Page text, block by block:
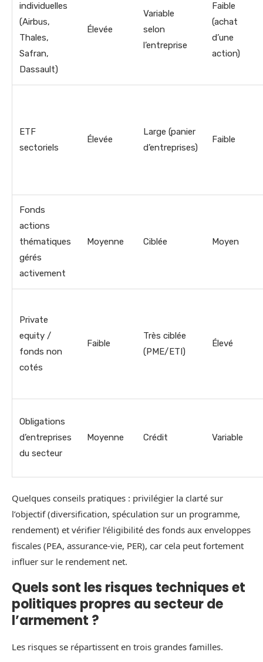
individuelles
(Airbus,
Thales,
Safran,
Dassault)
Élevée
Variable
selon
l’entreprise
Faible
(achat
d’une
action)
ETF
sectoriels
Élevée
Large (panier
d’entreprises)
Faible
Fonds
actions
thématiques
gérés
activement
Moyenne Ciblée Moyen
Private
equity /
fonds non
cotés
Faible
Très ciblée
(PME/ETI)
Élevé
Obligations
d’entreprises
du secteur
Moyenne Crédit Variable
Quelques conseils pratiques : privilégier la clarté sur
l’objectif (diversification, spéculation sur un programme,
rendement) et vérifier l’éligibilité des fonds aux enveloppes
fiscales (PEA, assurance-vie, PER), car cela peut fortement
influer sur le rendement net.
Quels sont les risques techniques et
politiques propres au secteur de
l’armement ?
Les risques se répartissent en trois grandes familles.